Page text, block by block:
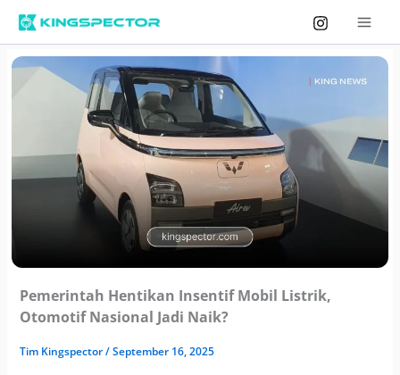
Skip
content
Pemerintah Hentikan Insentif Mobil Listrik,
Otomotif Nasional Jadi Naik?
Tim Kingspector/September 16, 2025